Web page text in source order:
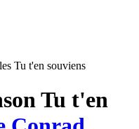
Tu t'en souviens
Tu t'en